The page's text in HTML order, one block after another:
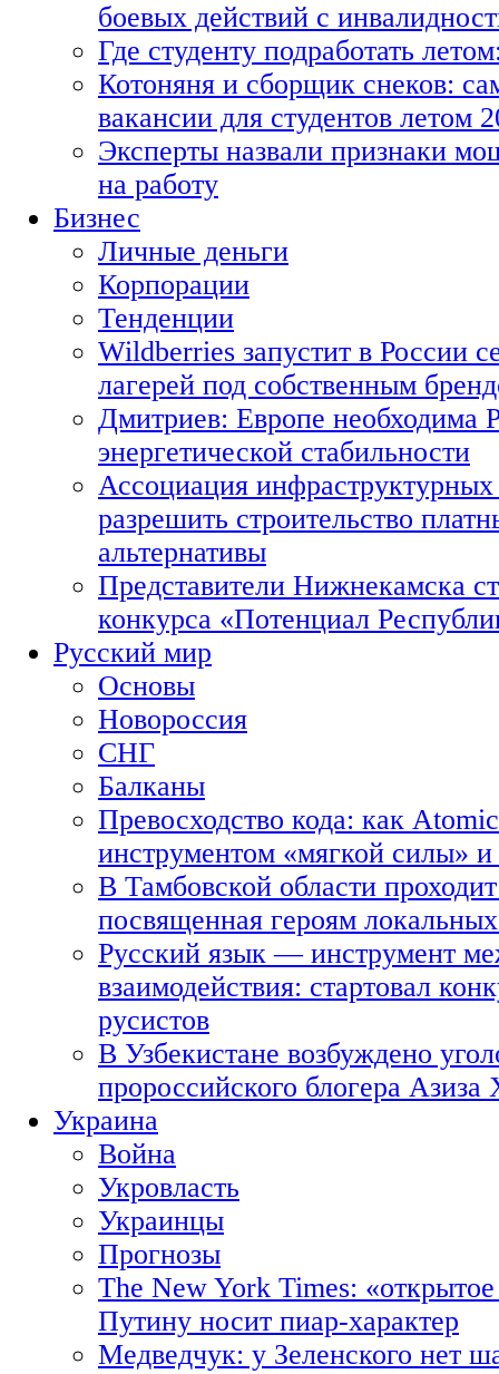
боевых действий с
Где студенту подработать
Котоняня и сборщик снеков:
вакансии для студентов летом
Эксперты назвали признаки
на работу
Бизнес
Личные деньги
Корпорации
Тенденции
Wildberries запустит в России
лагерей под собственным
Дмитриев: Европе необходима
энергетической стабильности
Ассоциация
разрешить строительство
альтернативы
Представители Нижнекамска
конкурса «Потенциал
Русский мир
Основы
Новороссия
СНГ
Балканы
Превосходство кода: как
инструментом «мягкой силы» и
В Тамбовской области
посвященная героям
Русский язык — инструмент
взаимодействия: стартовал
русистов
В Узбекистане возбуждено
пророссийского блогера Азиза
Украина
Война
Укровласть
Украинцы
Прогнозы
The New York Times:
Путину носит пиар-характер
Медведчук: у Зеленского нет